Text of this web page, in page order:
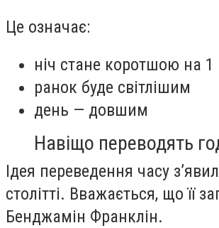
Це означає:
ніч стане коротшою на 1
ранок буде світлішим
день — довшим
Навіщо переводять
Ідея переведення часу
столітті. Вважається, що її
Бенджамін Франклін.